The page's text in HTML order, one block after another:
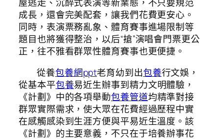
成長，還會完美配套，讓我們花費更安心。
同時，表演票務亂象、體育賽事進場限制等
題目也將獲得整治，以后“搶”演唱會門票更公
正，往不雅看群眾性體育賽事也更便捷。
從養包養網ppt老育幼到出包養行文娛，
從基本平包養易近生辦事到精力文明體驗，
《計劃》中的各項舉動包養管道均精準對接
群眾實際需求，使大眾在花費經過歷程中實
在感觸感染到生涯方便與平易近生溫度。該
《計劃》的主要意義，不只在于培養辦事花